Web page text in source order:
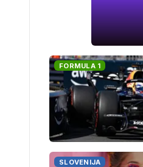
FORMULA 1
SLOVENIJA